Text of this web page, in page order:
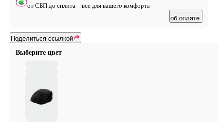
UNDERCONTROL, 眉眇砌眇砂癸竿 矜砂盹皇盼眇研盹砌
皇 眉看癸研研盹祇盆研眉砍突 祆眇砂盾砍 看砍祇禹盹盆
Выберите цвет
от СБП до сплита – все для вашего комфорта
об оплате
Поделиться ссылкой